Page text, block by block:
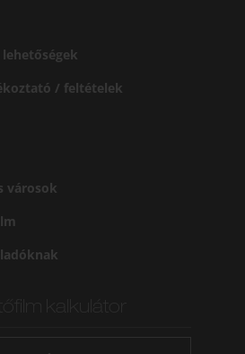
/ feltételek
városok